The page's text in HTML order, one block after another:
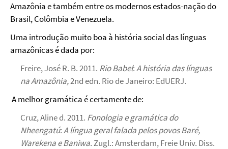
Amazônia e também entre os modernos estados-nação do
Brasil, Colômbia e Venezuela.
Uma introdução muito boa à história social das línguas
amazônicas é dada por:
Freire, José R. B. 2011. Rio Babel:A história das línguas
na Amazônia,2nd edn. Rio de Janeiro: EdUERJ.
A melhor gramática é certamente de:
Cruz, Aline d. 2011. Fonologia e gramática do
Nheengatú:A língua geral falada pelos povos Baré,
Warekena e Baniwa. Zugl.: Amsterdam, Freie Univ. Diss.